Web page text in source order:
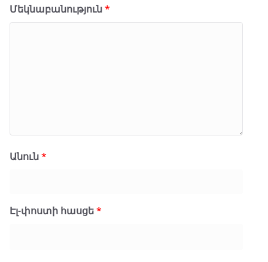
Մեկնաբանություն*
Անուն*
Էլ-փոստի հասցե*